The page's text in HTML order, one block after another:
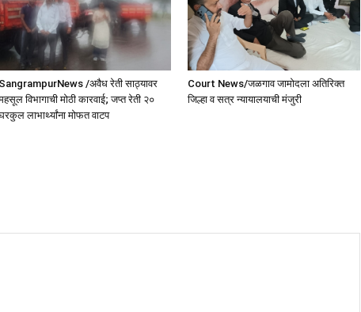
SangrampurNews /अवैध रेती साठ्यावर
विभागाची मोठी कारवाई; जप्त रेती २०
लाभार्थ्यांना मोफत वाटप
Court News/जळगाव जामोदला अतिरिक्त
जिल्हा व सत्र न्यायालयाची मंजुरी